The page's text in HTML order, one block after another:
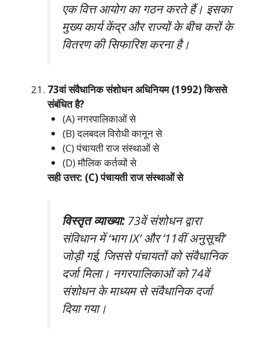
एक वित्त आयोग का गठन करते हैं। इसका
मुख्य कार्य केंद्र और राज्यों के बीच करों के
वितरण की सिफारिश करना है।
73वां संवैधानिक संशोधन अधिनियम (1992) किससे
संबंधित है?
(A) नगरपालिकाओं से
(B) दलबदल विरोधी कानून से
(C) पंचायती राज संस्थाओं से
(D) मौलिक कर्तव्यों से
सही उत्तर: (C) पंचायती राज संस्थाओं से
विस्तृत व्याख्या:73वें संशोधन द्वारा
संविधान में ‘भाग IX’ और ’11वीं अनुसूची’
जोड़ी गई, जिससे पंचायतों को संवैधानिक
दर्जा मिला। नगरपालिकाओं को 74वें
संशोधन के माध्यम से संवैधानिक दर्जा
दिया गया।